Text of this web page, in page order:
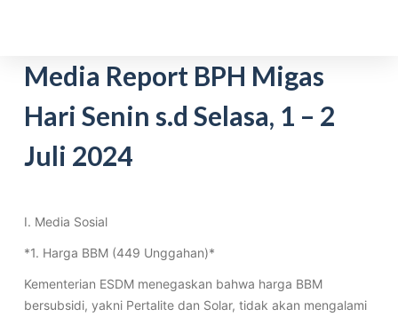
p
o
Media Report BPH Migas
Hari Senin s.d Selasa, 1 – 2
Juli 2024
I. Media Sosial
*1. Harga BBM (449 Unggahan)*
Kementerian ESDM menegaskan bahwa harga BBM
bersubsidi, yakni Pertalite dan Solar, tidak akan mengalami